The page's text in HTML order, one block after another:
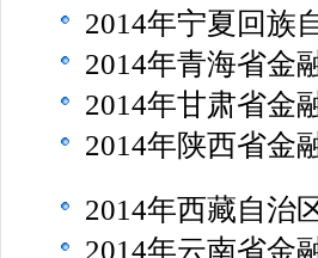
2014年宁夏回族
2014年青海省金
2014年甘肃省金
2014年陕西省金
2014年西藏自治
2014年云南省金